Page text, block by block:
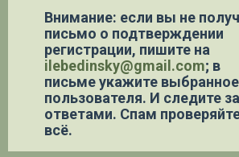
Внимание: если вы не
письмо о подтверждении
регистрации, пишите на
ilebedinsky@gmail.com; в
письме укажите
пользователя. И следите за
ответами. Спам
всё.